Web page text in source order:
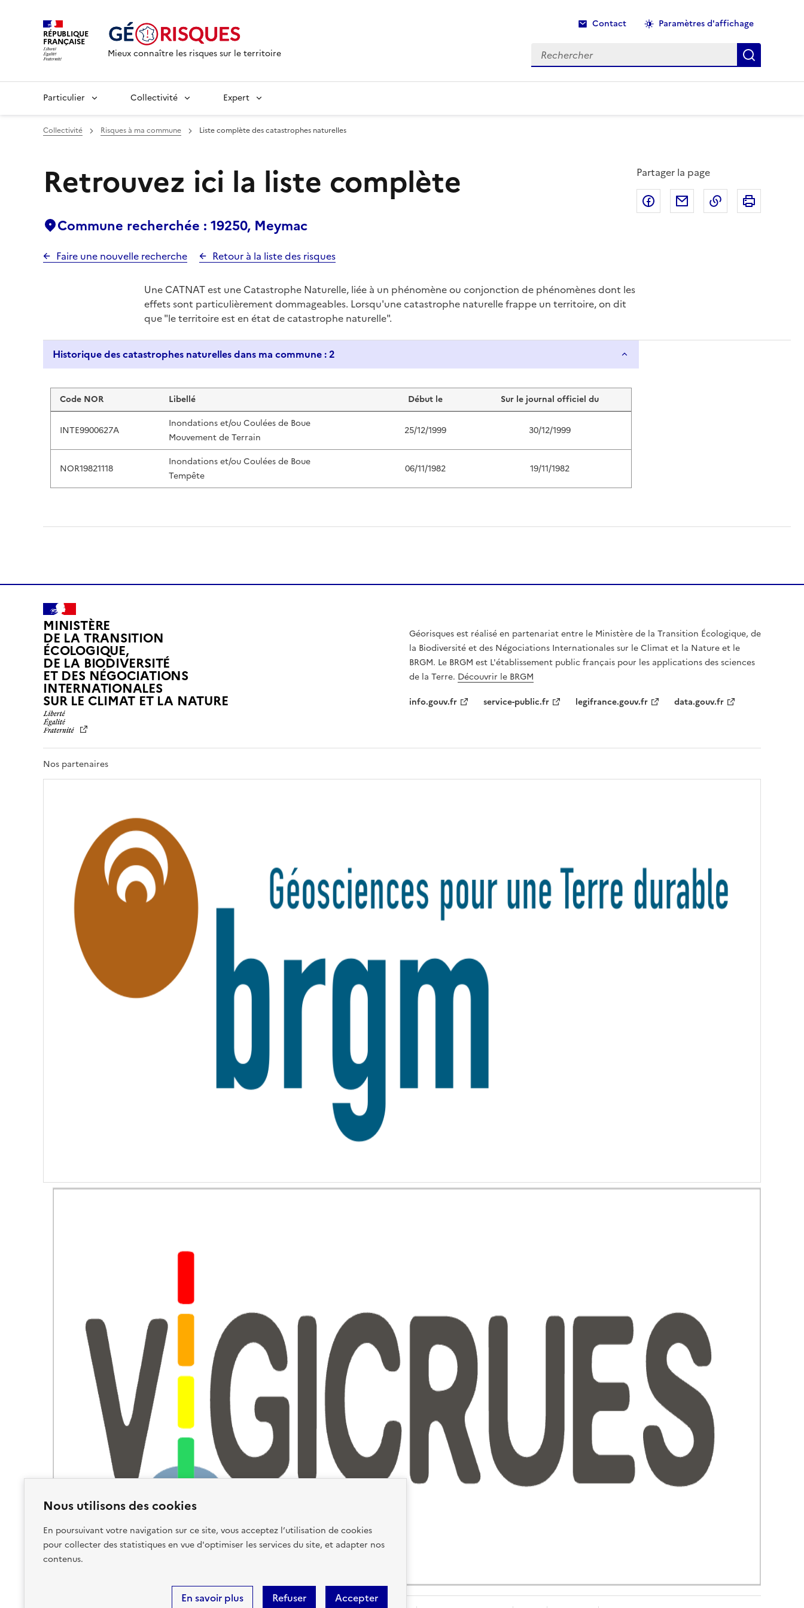
Nous utilisons des cookies
En poursuivant votre navigation sur ce site, vous acceptez l’utilisation de cookies
pour collecter des statistiques en vue d'optimiser les services du site, et adapter nos
contenus.
Accepter
Refuser
En savoir plus
RÉPUBLIQUE
FRANÇAISE
Mieux connaître les risques sur le territoire
Contact Paramètres d'affichage
Rechercher Recherche
Particulier Collectivité Expert
Collectivité Risques à ma commune Liste complète des catastrophes naturelles
Retrouvez ici la liste complète
Commune recherchée : 19250, Meymac
Faire une nouvelle recherche Retour à la liste des risques
Partager la page
Partager sur Facebook
Partager par email
Copier dans le
Une CATNAT est une Catastrophe Naturelle, liée à un phénomène ou conjonction de phénomènes dont les
effets sont particulièrement dommageables. Lorsqu'une catastrophe naturelle frappe un territoire, on dit
que "le territoire est en état de catastrophe naturelle".
Historique des catastrophes naturelles dans ma commune : 2
Liste de résultats
Code NOR Libellé Début le Sur le journal officiel du
INTE9900627A
Inondations et/ou Coulées de Boue
Mouvement de Terrain
25/12/1999 30/12/1999
NOR19821118
Inondations et/ou Coulées de Boue
Tempête
06/11/1982 19/11/1982
MINISTÈRE
DE LA TRANSITION
ÉCOLOGIQUE,
DE LA BIODIVERSITÉ
ET DES NÉGOCIATIONS
INTERNATIONALES
SUR LE CLIMAT ET LA NATUREL
R
É
R
R
N
T
Géorisques est réalisé en partenariat entre le Ministère de la Transition Écologique, de
la Biodiversité et des Négociations Internationales sur le Climat et la Nature et le
BRGM. Le BRGM est L'établissement public français pour les applications des sciences
de la Terre. Découvrir le BRGM
info.gouv.fr
service-public.fr legifrance.gouv.fr data.gouv.fr
Nos partenaires